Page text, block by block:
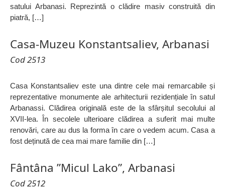
satului Arbanasi. Reprezintă o clădire masiv construită din
piatră, […]
Casa-Muzeu Konstantsaliev, Arbanasi
Cod 2513
Casa Konstantsaliev este una dintre cele mai remarcabile și
reprezentative monumente ale arhitecturii rezidențiale în satul
Arbanassi. Clădirea originală este de la sfârșitul secolului al
XVII-lea. În secolele ulterioare clădirea a suferit mai multe
renovări, care au dus la forma în care o vedem acum. Casa a
fost deținută de cea mai mare familie din […]
Fântâna ”Micul Lako”, Arbanasi
Cod 2512